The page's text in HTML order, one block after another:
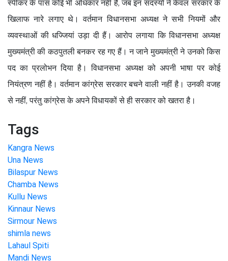
स्पीकर के पास कोई भी अधिकार नहीं है, जब इन सदस्यों ने केवल सरकार के
खिलाफ नारे लगाए थे। वर्तमान विधानसभा अध्यक्ष ने सभी नियमों और
व्यवस्थाओं की धज्जियां उड़ा दी हैं। आरोप लगाया कि विधानसभा अध्यक्ष
मुख्यमंत्री की कठपुतली बनकर रह गए हैं। न जाने मुख्यमंत्री ने उनको किस
पद का प्रलोभन दिया है। विधानसभा अध्यक्ष को अपनी भाषा पर कोई
नियंत्रण नहीं है। वर्तमान कांग्रेस सरकार बचने वाली नहीं है। उनकी वजह
से नहीं, परंतु कांग्रेस के अपने विधायकों से ही सरकार को खतरा है।
Tags
Kangra News
Una News
Bilaspur News
Chamba News
Kullu News
Kinnaur News
Sirmour News
shimla news
Lahaul Spiti
Mandi News